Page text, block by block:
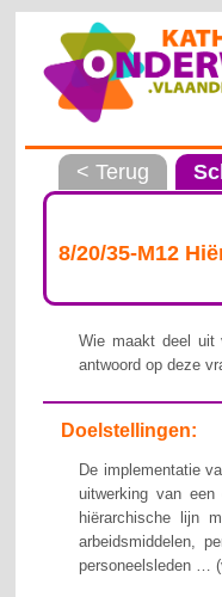
< Terug
8/20/35-M12
Wie maakt deel uit
antwoord op deze
Doelstellingen:
De implementatie
uitwerking van
hiërarchische lijn
arbeidsmiddelen,
personeelsleden …